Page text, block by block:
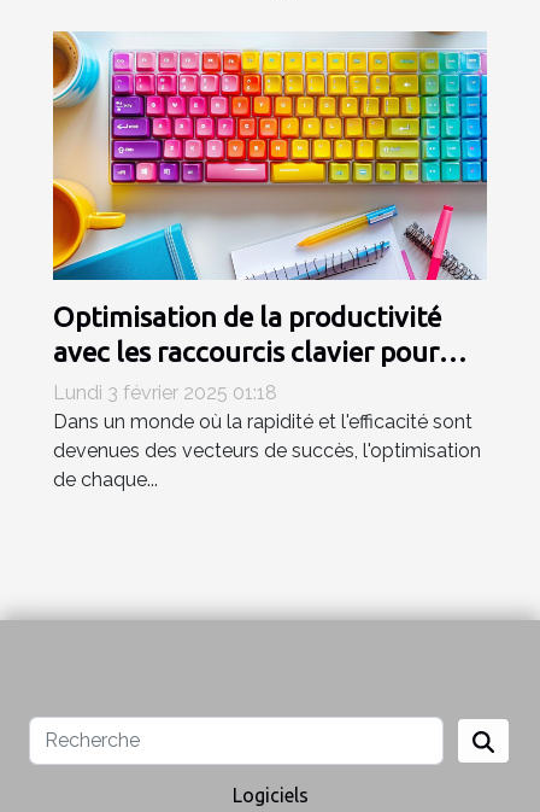
Optimisation de la productivité
avec les raccourcis clavier pour
emojis
Lundi 3 février 2025 01:18
Dans un monde où la rapidité et l'efficacité sont
devenues des vecteurs de succès, l'optimisation
de chaque...
Logiciels